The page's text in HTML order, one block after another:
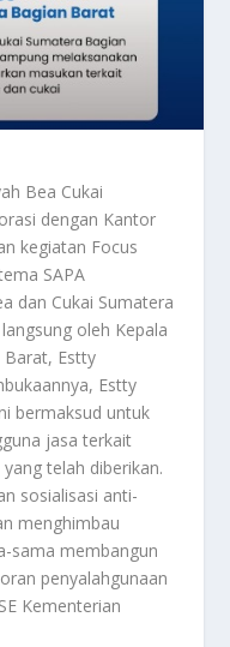
Bea Cukai
dengan Kantor
kegiatan Focus
SAPA
dan Cukai Sumatera
oleh Kepala
Barat, Estty
Estty
bermaksud untuk
jasa terkait
telah diberikan.
sosialisasi anti-
menghimbau
sama membangun
penyalahgunaan
Kementerian